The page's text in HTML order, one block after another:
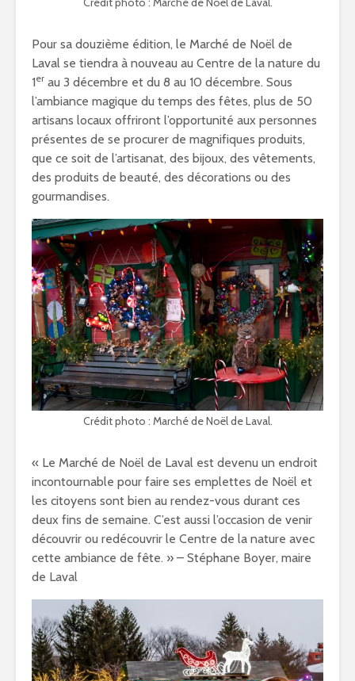
Pour sa douzième édition, le Marché de Noël de
Laval se tiendra à nouveau au Centre de la nature du
1er au 3 décembre et du 8 au 10 décembre. Sous
l’ambiance magique du temps des fêtes, plus de 50
artisans locaux offriront l’opportunité aux personnes
présentes de se procurer de magnifiques produits,
que ce soit de l’artisanat, des bijoux, des vêtements,
des produits de beauté, des décorations ou des
gourmandises.
Crédit photo : Marché de Noël de Laval.
« Le Marché de Noël de Laval est devenu un endroit
incontournable pour faire ses emplettes de Noël et
les citoyens sont bien au rendez-vous durant ces
deux fins de semaine. C’est aussi l’occasion de venir
découvrir ou redécouvrir le Centre de la nature avec
cette ambiance de fête. » – Stéphane Boyer, maire
de Laval